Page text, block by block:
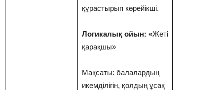
құрастырып көрейікші.
Логикалық ойын: «Жеті
қарақшы»
Мақсаты: балалардың
икемділігін, қолдың ұсақ